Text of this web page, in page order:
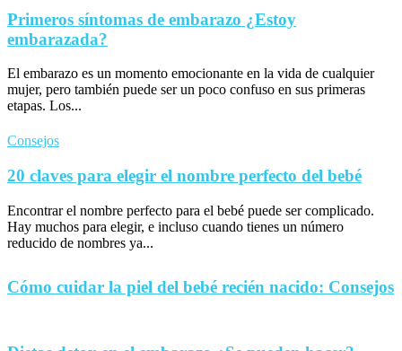
Primeros síntomas de embarazo ¿Estoy
embarazada?
El embarazo es un momento emocionante en la vida de cualquier
mujer, pero también puede ser un poco confuso en sus primeras
etapas. Los...
Consejos
20 claves para elegir el nombre perfecto del bebé
Encontrar el nombre perfecto para el bebé puede ser complicado.
Hay muchos para elegir, e incluso cuando tienes un número
reducido de nombres ya...
Cómo cuidar la piel del bebé recién nacido: Consejos